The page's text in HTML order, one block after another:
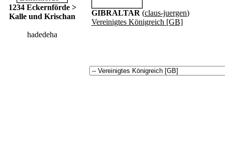
1234 Eckernförde >
Kalle und Krischan
hadedeha
GIBRALTAR (claus-juergen)
Vereinigtes Königreich [GB]